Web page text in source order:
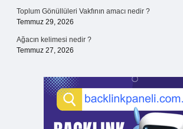
Toplum Gönüllüleri Vakfının amacı nedir ?
Temmuz 29, 2026
Ağacın kelimesi nedir ?
Temmuz 27, 2026